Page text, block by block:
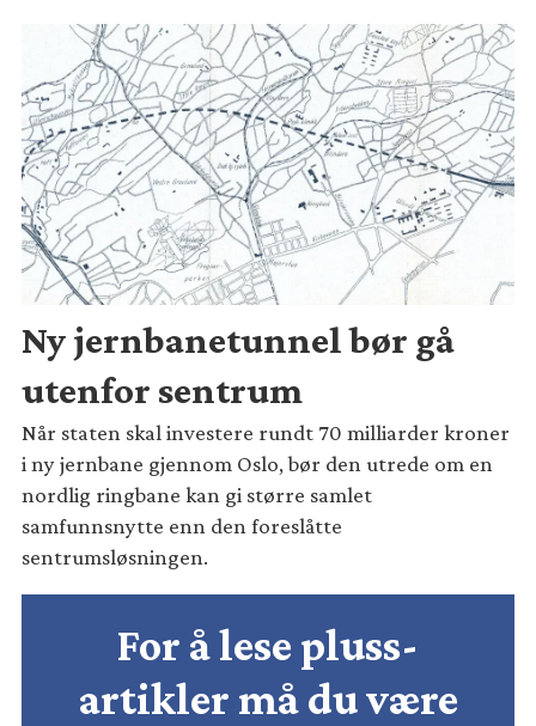
Ny jernbanetunnel bør gå
utenfor sentrum
Når staten skal investere rundt 70 milliarder kroner
i ny jernbane gjennom Oslo, bør den utrede om en
nordlig ringbane kan gi større samlet
samfunnsnytte enn den foreslåtte
sentrumsløsningen.
For å lese pluss-
artikler må du være